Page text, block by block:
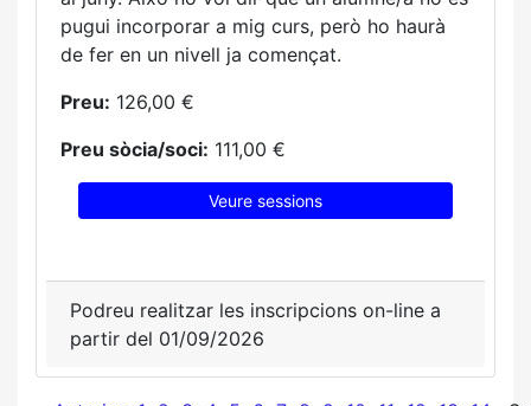
pugui incorporar a mig curs, però ho haurà
de fer en un nivell ja començat.
Preu: 126,00 €
Preu sòcia/soci: 111,00 €
Veure sessions
Podreu realitzar les inscripcions on-line a
partir del 01/09/2026